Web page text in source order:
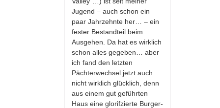
Jugend – auch schon ein
paar Jahrzehnte her… – ein
fester Bestandteil beim
Ausgehen. Da hat es wirklich
schon alles gegeben… aber
ich fand den letzten
Pächterwechsel jetzt auch
nicht wirklich glücklich, denn
aus einem gut geführten
Haus eine glorifzierte Burger-